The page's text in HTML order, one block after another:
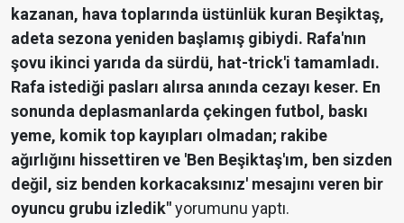
kazanan, hava toplarında üstünlük kuran Beşiktaş,
adeta sezona yeniden başlamış gibiydi. Rafa'nın
şovu ikinci yarıda da sürdü, hat-trick'i tamamladı.
Rafa istediği pasları alırsa anında cezayı keser. En
sonunda deplasmanlarda çekingen futbol, baskı
yeme, komik top kayıpları olmadan; rakibe
ağırlığını hissettiren ve 'Ben Beşiktaş'ım, ben sizden
değil, siz benden korkacaksınız' mesajını veren bir
oyuncu grubu izledik"yorumunu yaptı.